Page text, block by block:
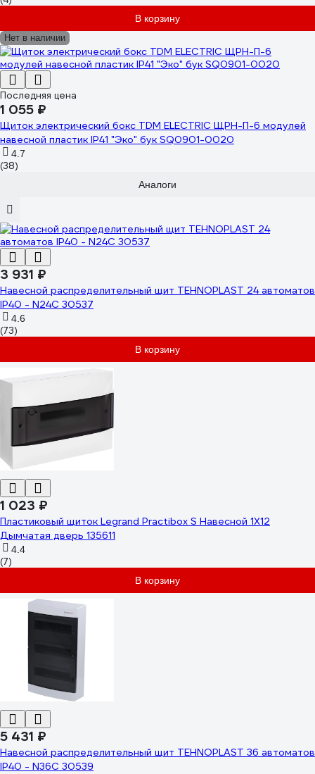
В корзину
Нет в наличии
Последняя цена
1 055 ₽
Щиток электрический бокс TDM ELECTRIC ЩРН-П-6 модулей
навесной пластик IP41 "Эко" бук SQ0901-0020
4.7
(38)
Аналоги
3 931 ₽
Навесной распределительный щит TEHNOPLAST 24 автоматов
IP40 - N24C 30537
4.6
(73)
В корзину
1 023 ₽
Пластиковый щиток Legrand Practibox S Навесной 1X12
Дымчатая дверь 135611
4.4
(7)
В корзину
5 431 ₽
Навесной распределительный щит TEHNOPLAST 36 автоматов
IP40 - N36C 30539